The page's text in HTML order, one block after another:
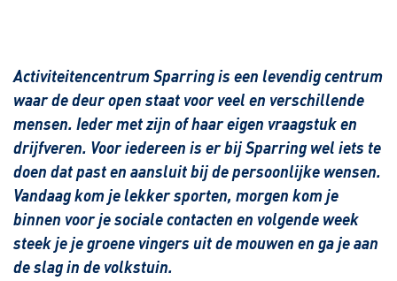
Activiteitencentrum Sparring is een levendig centrum
waar de deur open staat voor veel en verschillende
mensen. Ieder met zijn of haar eigen vraagstuk en
drijfveren. Voor iedereen is er bij Sparring wel iets te
doen dat past en aansluit bij de persoonlijke wensen.
Vandaag kom je lekker sporten, morgen kom je
binnen voor je sociale contacten en volgende week
steek je je groene vingers uit de mouwen en ga je aan
de slag in de volkstuin.